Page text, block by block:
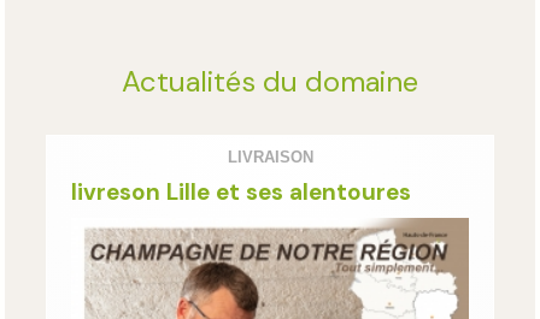
Actualités du domaine
LIVRAISON
livreson Lille et ses alentoures